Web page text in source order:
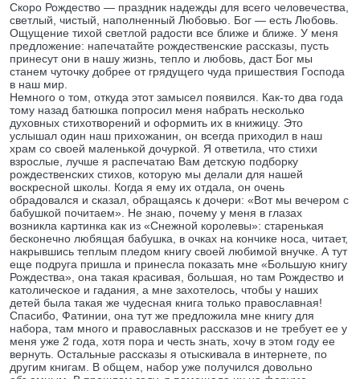
Скоро Рождество — праздник надежды для всего человечества,
светлый, чистый, наполненный Любовью. Бог — есть Любовь.
Ощущение тихой светлой радости все ближе и ближе. У меня
предложение: напечатайте рождественские рассказы, пусть
принесут они в нашу жизнь, тепло и любовь, даст Бог мы
станем чуточку добрее от грядущего чуда пришествия Господа
в наш мир.
Немного о том, откуда этот замысел появился. Как-то два года
тому назад батюшка попросил меня набрать несколько
духовных стихотворений и оформить их в книжицу. Это
услышал один наш прихожанин, он всегда приходил в наш
храм со своей маленькой дочуркой. Я ответила, что стихи
взрослые, лучше я распечатаю Вам детскую подборку
рождественских стихов, которую мы делали для нашей
воскресной школы. Когда я ему их отдала, он очень
обрадовался и сказал, обращаясь к дочери: «Вот мы вечером с
бабушкой почитаем». Не знаю, почему у меня в глазах
возникла картинка как из «Снежной королевы»: старенькая
бесконечно любящая бабушка, в очках на кончике носа, читает,
накрывшись теплым пледом книгу своей любимой внучке. А тут
еще подруга пришла и принесла показать мне «Большую книгу
Рождества», она такая красивая, большая, но там Рождество и
католическое и гадания, а мне захотелось, чтобы у наших
детей была такая же чудесная книга только православная!
Спасибо, Фатинии, она тут же предложила мне книгу для
набора, там много и православных рассказов и не требует ее у
меня уже 2 года, хотя пора и честь знать, хочу в этом году ее
вернуть. Остальные рассказы я отыскивала в интернете, по
другим книгам. В общем, набор уже получился довольно